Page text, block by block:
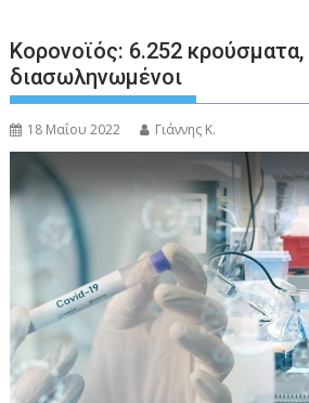
Κορονοϊός: 6.252 κρούσματα,
διασωληνωμένοι
18 Μαΐου 2022 Γιάννης Κ.